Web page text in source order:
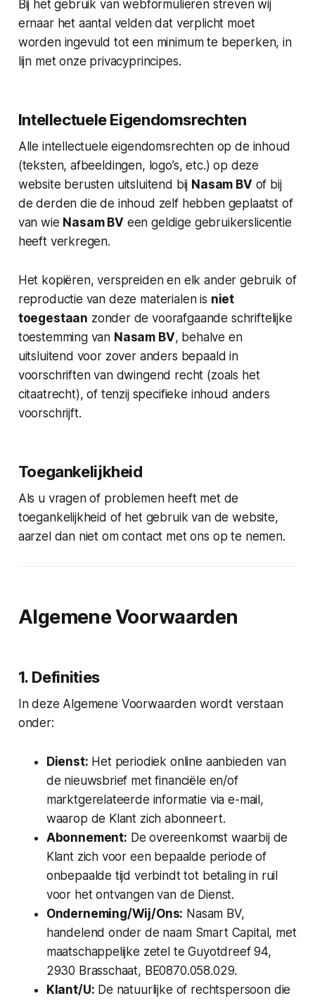
Bij het gebruik van webformulieren streven wij
ernaar het aantal velden dat verplicht moet
worden ingevuld tot een minimum te beperken, in
lijn met onze privacyprincipes.
Intellectuele Eigendomsrechten
Alle intellectuele eigendomsrechten op de inhoud
(teksten, afbeeldingen, logo’s, etc.) op deze
website berusten uitsluitend bij Nasam BVof bij
de derden die de inhoud zelf hebben geplaatst of
van wie Nasam BVeen geldige gebruikerslicentie
heeft verkregen.
Het kopiëren, verspreiden en elk ander gebruik of
reproductie van deze materialen is niet
toegestaan zonder de voorafgaande schriftelijke
toestemming van Nasam BV, behalve en
uitsluitend voor zover anders bepaald in
voorschriften van dwingend recht (zoals het
citaatrecht), of tenzij specifieke inhoud anders
voorschrijft.
Toegankelijkheid
Als u vragen of problemen heeft met de
toegankelijkheid of het gebruik van de website,
aarzel dan niet om contact met ons op te nemen.
Algemene Voorwaarden
1. Definities
In deze Algemene Voorwaarden wordt verstaan
onder:
Dienst: Het periodiek online aanbieden van
de nieuwsbrief met financiële en/of
marktgerelateerde informatie via e-mail,
waarop de Klant zich abonneert.
Abonnement: De overeenkomst waarbij de
Klant zich voor een bepaalde periode of
onbepaalde tijd verbindt tot betaling in ruil
voor het ontvangen van de Dienst.
Onderneming/Wij/Ons: Nasam BV,
handelend onder de naam Smart Capital, met
maatschappelijke zetel te Guyotdreef 94,
2930 Brasschaat, BE0870.058.029.
Klant/U: De natuurlijke of rechtspersoon die